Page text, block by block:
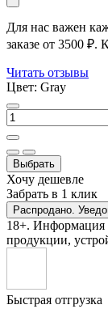
Для нас важен
заказе от 3500 ₽.
Читать отзывы
Цвет: Gray
Выбрать
Хочу дешевле
Забрать в 1 клик
18+. Информация
продукции,
Быстрая отгрузка